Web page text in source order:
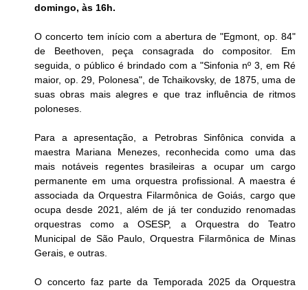
domingo, às 16h.
O concerto tem início com a abertura de "Egmont, op. 84"
de Beethoven, peça consagrada do compositor. Em
seguida, o público é brindado com a "Sinfonia nº 3, em Ré
maior, op. 29, Polonesa", de Tchaikovsky, de 1875, uma de
suas obras mais alegres e que traz influência de ritmos
poloneses.
Para a apresentação, a Petrobras Sinfônica convida a
maestra Mariana Menezes, reconhecida como uma das
mais notáveis regentes brasileiras a ocupar um cargo
permanente em uma orquestra profissional. A maestra é
associada da Orquestra Filarmônica de Goiás, cargo que
ocupa desde 2021, além de já ter conduzido renomadas
orquestras como a OSESP, a Orquestra do Teatro
Municipal de São Paulo, Orquestra Filarmônica de Minas
Gerais, e outras.
O concerto faz parte da Temporada 2025 da Orquestra